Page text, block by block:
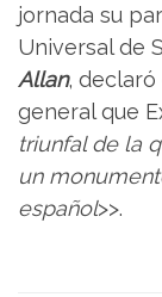
jornada su
Universal de
Allan,
general que
triunfal de la
un
español>>.